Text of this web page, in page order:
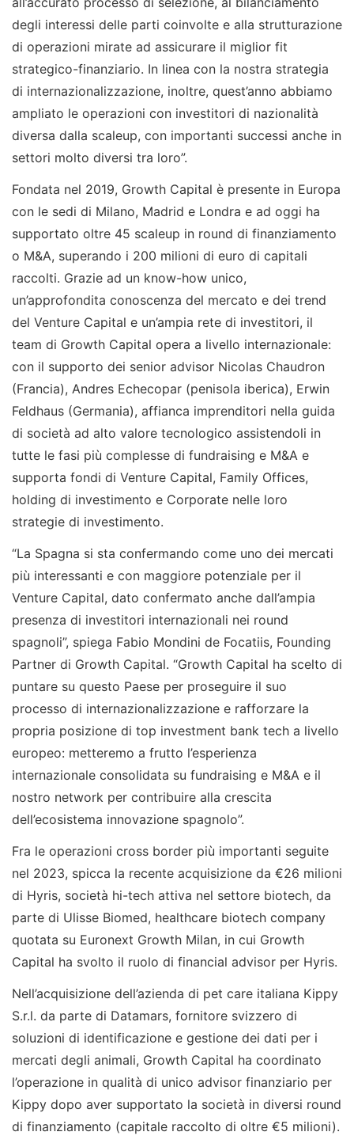
degli interessi delle parti coinvolte e alla strutturazione
di operazioni mirate ad assicurare il miglior fit
strategico-finanziario. In linea con la nostra strategia
di internazionalizzazione, inoltre, quest’anno abbiamo
ampliato le operazioni con investitori di nazionalità
diversa dalla scaleup, con importanti successi anche in
settori molto diversi tra loro”.
Fondata nel 2019, Growth Capital è presente in Europa
con le sedi di Milano, Madrid e Londra e ad oggi ha
supportato oltre 45 scaleup in round di finanziamento
o M&A, superando i 200 milioni di euro di capitali
raccolti. Grazie ad un know-how unico,
un’approfondita conoscenza del mercato e dei trend
del Venture Capital e un’ampia rete di investitori, il
team di Growth Capital opera a livello internazionale:
con il supporto dei senior advisor Nicolas Chaudron
(Francia), Andres Echecopar (penisola iberica), Erwin
Feldhaus (Germania), affianca imprenditori nella guida
di società ad alto valore tecnologico assistendoli in
tutte le fasi più complesse di fundraising e M&A e
supporta fondi di Venture Capital, Family Offices,
holding di investimento e Corporate nelle loro
strategie di investimento.
“La Spagna si sta confermando come uno dei mercati
più interessanti e con maggiore potenziale per il
Venture Capital, dato confermato anche dall’ampia
presenza di investitori internazionali nei round
spagnoli”, spiega Fabio Mondini de Focatiis, Founding
Partner di Growth Capital. “Growth Capital ha scelto di
puntare su questo Paese per proseguire il suo
processo di internazionalizzazione e rafforzare la
propria posizione di top investment bank tech a livello
europeo: metteremo a frutto l’esperienza
internazionale consolidata su fundraising e M&A e il
nostro network per contribuire alla crescita
dell’ecosistema innovazione spagnolo”.
Fra le operazioni cross border più importanti seguite
nel 2023, spicca la recente acquisizione da €26 milioni
di Hyris, società hi-tech attiva nel settore biotech, da
parte di Ulisse Biomed, healthcare biotech company
quotata su Euronext Growth Milan, in cui Growth
Capital ha svolto il ruolo di financial advisor per Hyris.
Nell’acquisizione dell’azienda di pet care italiana Kippy
S.r.l. da parte di Datamars, fornitore svizzero di
soluzioni di identificazione e gestione dei dati per i
mercati degli animali, Growth Capital ha coordinato
l’operazione in qualità di unico advisor finanziario per
Kippy dopo aver supportato la società in diversi round
di finanziamento (capitale raccolto di oltre €5 milioni).